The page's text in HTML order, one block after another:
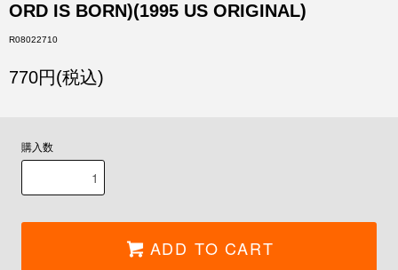
ORD IS BORN)(1995 US ORIGINAL)
R08022710
770円(税込)
購入数
ADD TO CART